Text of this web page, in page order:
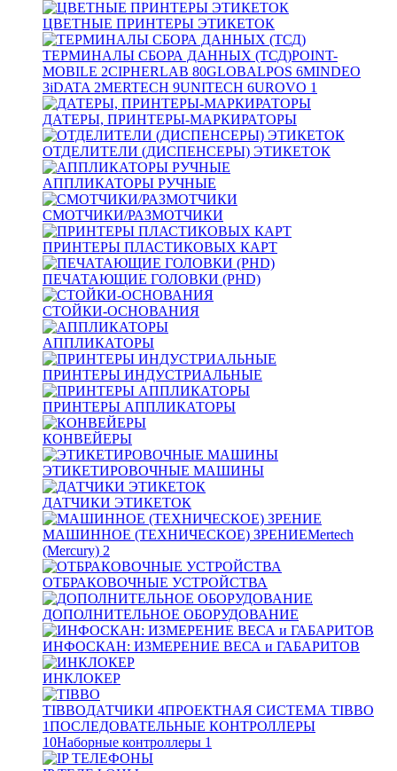
ЦВЕТНЫЕ ПРИНТЕРЫ ЭТИКЕТОК
ТЕРМИНАЛЫ СБОРА ДАННЫХ (ТСД)POINT-
MOBILE 2CIPHERLAB 80GLOBALPOS 6MINDEO
3iDATA 2MERTECH 9UNITECH 6UROVO 1
ДАТЕРЫ, ПРИНТЕРЫ-МАРКИРАТОРЫ
ОТДЕЛИТЕЛИ (ДИСПЕНСЕРЫ) ЭТИКЕТОК
АППЛИКАТОРЫ РУЧНЫЕ
СМОТЧИКИ/РАЗМОТЧИКИ
ПРИНТЕРЫ ПЛАСТИКОВЫХ КАРТ
ПЕЧАТАЮЩИЕ ГОЛОВКИ (PHD)
СТОЙКИ-ОСНОВАНИЯ
АППЛИКАТОРЫ
ПРИНТЕРЫ ИНДУСТРИАЛЬНЫЕ
ПРИНТЕРЫ АППЛИКАТОРЫ
КОНВЕЙЕРЫ
ЭТИКЕТИРОВОЧНЫЕ МАШИНЫ
ДАТЧИКИ ЭТИКЕТОК
МАШИННОЕ (ТЕХНИЧЕСКОЕ) ЗРЕНИЕMertech
(Mercury) 2
ОТБРАКОВОЧНЫЕ УСТРОЙСТВА
ДОПОЛНИТЕЛЬНОЕ ОБОРУДОВАНИЕ
ИНФОСКАН: ИЗМЕРЕНИЕ ВЕСА и ГАБАРИТОВ
ИНКЛОКЕР
TIBBOДАТЧИКИ 4ПРОЕКТНАЯ СИСТЕМА TIBBO
1ПОСЛЕДОВАТЕЛЬНЫЕ КОНТРОЛЛЕРЫ
10Наборные контроллеры 1